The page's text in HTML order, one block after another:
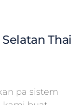
Thai
pa sistem